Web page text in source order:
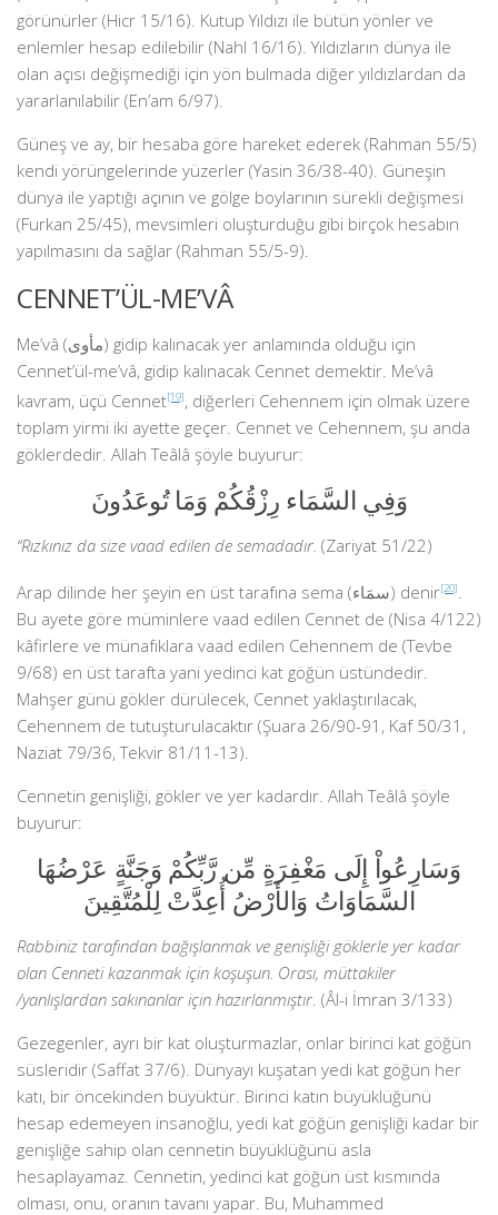
görünürler (Hicr 15/16). Kutup Yıldızı ile bütün yönler ve
enlemler hesap edilebilir (Nahl 16/16). Yıldızların dünya ile
olan açısı değişmediği için yön bulmada diğer yıldızlardan da
yararlanılabilir (En’am 6/97).
Güneş ve ay, bir hesaba göre hareket ederek (Rahman 55/5)
kendi yörüngelerinde yüzerler (Yasin 36/38-40). Güneşin
dünya ile yaptığı açının ve gölge boylarının sürekli değişmesi
(Furkan 25/45), mevsimleri oluşturduğu gibi birçok hesabın
yapılmasını da sağlar (Rahman 55/5-9).
CENNET’ÜL-ME’VÂ
Me’vâ (مأوى) gidip kalınacak yer anlamında olduğu için
Cennet’ül-me’vâ, gidip kalınacak Cennet demektir. Me’vâ
kavram, üçü Cennet[19], diğerleri Cehennem için olmak üzere
toplam yirmi iki ayette geçer. Cennet ve Cehennem, şu anda
göklerdedir. Allah Teâlâ şöyle buyurur:
وَفِي السَّمَاء رِزْقُكُمْ وَمَا تُوعَدُونَ
“Rızkınız da size vaad edilen de semadadır. (Zariyat 51/22)
Arap dilinde her şeyin en üst tarafına sema (سمَاء) denir[20].
Bu ayete göre müminlere vaad edilen Cennet de (Nisa 4/122)
kâfirlere ve münafıklara vaad edilen Cehennem de (Tevbe
9/68) en üst tarafta yani yedinci kat göğün üstündedir.
Mahşer günü gökler dürülecek, Cennet yaklaştırılacak,
Cehennem de tutuşturulacaktır (Şuara 26/90-91, Kaf 50/31,
Naziat 79/36, Tekvir 81/11-13).
Cennetin genişliği, gökler ve yer kadardır. Allah Teâlâ şöyle
buyurur:
وَسَارِعُواْ إِلَى مَغْفِرَةٍ مِّن رَّبِّكُمْ وَجَنَّةٍ عَرْضُهَا
السَّمَاوَاتُ وَالأَرْضُ أُعِدَّتْ لِلْمُتَّقِينَ
Rabbiniz tarafından bağışlanmak ve genişliği göklerle yer kadar
olan Cenneti kazanmak için koşuşun. Orası, müttakiler
/yanlışlardan sakınanlar için hazırlanmıştır. (Âl-i İmran 3/133)
Gezegenler, ayrı bir kat oluşturmazlar, onlar birinci kat göğün
süsleridir (Saffat 37/6). Dünyayı kuşatan yedi kat göğün her
katı, bir öncekinden büyüktür. Birinci katın büyüklüğünü
hesap edemeyen insanoğlu, yedi kat göğün genişliği kadar bir
genişliğe sahip olan cennetin büyüklüğünü asla
hesaplayamaz. Cennetin, yedinci kat göğün üst kısmında
olması, onu, oranın tavanı yapar. Bu, Muhammed